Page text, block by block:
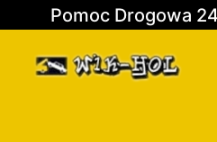
Pomoc Drogowa